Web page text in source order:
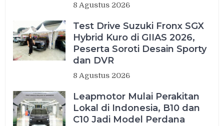
8 Agustus 2026
Test Drive Suzuki Fronx SGX
Hybrid Kuro di GIIAS 2026,
Peserta Soroti Desain Sporty
dan DVR
8 Agustus 2026
Leapmotor Mulai Perakitan
Lokal di Indonesia, B10 dan
C10 Jadi Model Perdana